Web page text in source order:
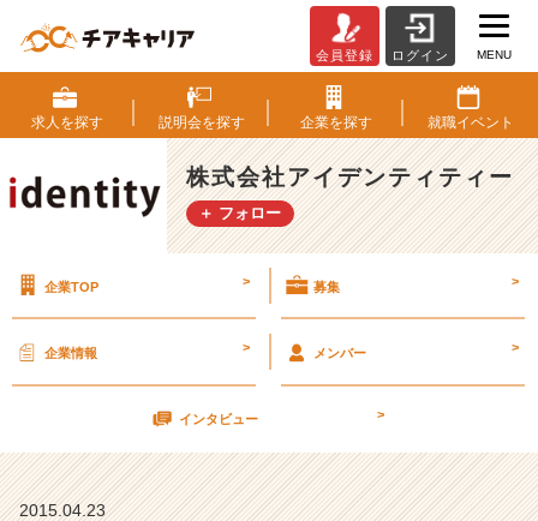
識
を
つ
け
る
【株
ア
ン
テ
会員登録 ログイン MENU
求人を探す 説明会を探す 企業を探す 就職イベント
株式会社アイデンティティー
＋ フォロー
企業TOP > 募集 >
企業情報 > メンバー >
インタビュー >
2015.04.23